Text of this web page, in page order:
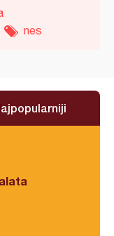
nes